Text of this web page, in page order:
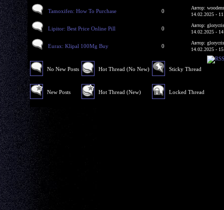
Tamoxifen: How To Purchase 0
Автор:
14.02.2025 -
Lipitor: Best Price Online Pill 0
Автор:
14.02.2025 -
Eurax: Klipal 100Mg Buy 0
Автор:
14.02.2025 -
No New Posts
New Posts
Hot Thread (No New)
Hot Thread (New)
Sticky Thread
Locked Thread